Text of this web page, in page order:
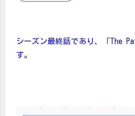
シーズン最終話であり、「The
す。